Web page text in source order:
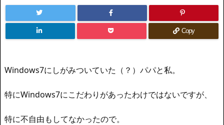
Copy
Windows7にしがみついていた（？）パパと私。
特にWindows7にこだわりがあったわけではないですが、
特に不自由もしてなかったので。